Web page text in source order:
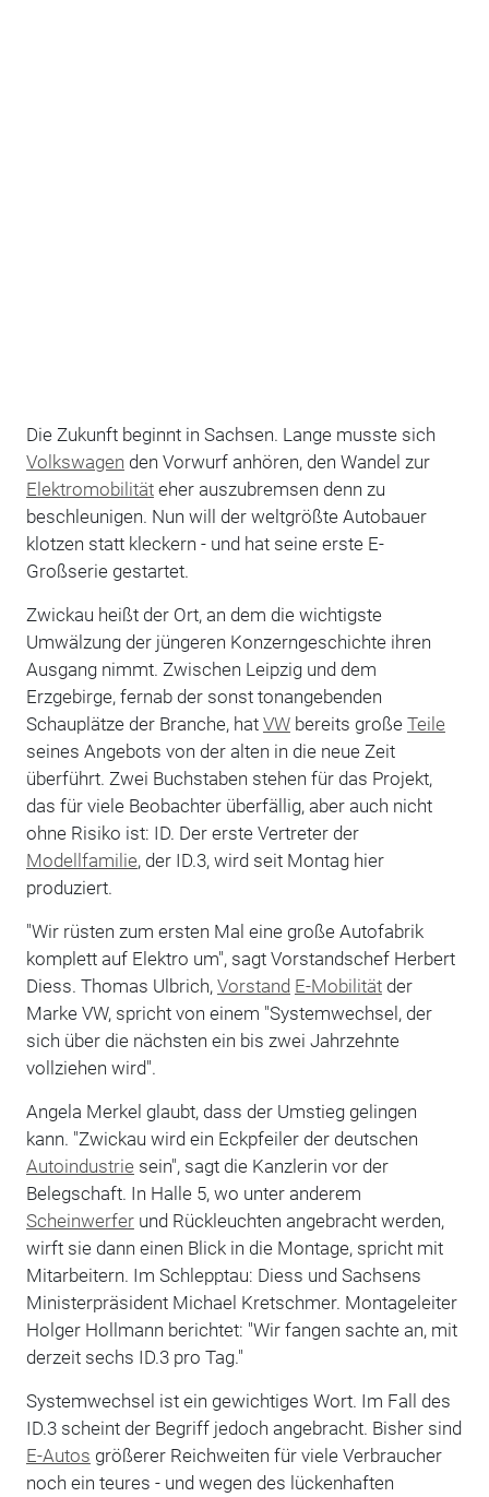
Die Zukunft beginnt in Sachsen. Lange musste sich
Volkswagen den Vorwurf anhören, den Wandel zur
Elektromobilitäteher auszubremsen denn zu
beschleunigen. Nun will der weltgrößte Autobauer
klotzen statt kleckern - und hat seine erste E-
Großserie gestartet.
Zwickau heißt der Ort, an dem die wichtigste
Umwälzung der jüngeren Konzerngeschichte ihren
Ausgang nimmt. Zwischen Leipzig und dem
Erzgebirge, fernab der sonst tonangebenden
Schauplätze der Branche, hat VWbereits große Teile
seines Angebots von der alten in die neue Zeit
überführt. Zwei Buchstaben stehen für das Projekt,
das für viele Beobachter überfällig, aber auch nicht
ohne Risiko ist: ID. Der erste Vertreter der
Modellfamilie, der ID.3, wird seit Montag hier
produziert.
"Wir rüsten zum ersten Mal eine große Autofabrik
komplett auf Elektro um", sagt Vorstandschef Herbert
Diess. Thomas Ulbrich, Vorstand E-Mobilitätder
Marke VW, spricht von einem "Systemwechsel, der
sich über die nächsten ein bis zwei Jahrzehnte
vollziehen wird".
Angela Merkel glaubt, dass der Umstieg gelingen
kann. "Zwickau wird ein Eckpfeiler der deutschen
Autoindustrie sein", sagt die Kanzlerin vor der
Belegschaft. In Halle 5, wo unter anderem
Scheinwerferund Rückleuchten angebracht werden,
wirft sie dann einen Blick in die Montage, spricht mit
Mitarbeitern. Im Schlepptau: Diess und Sachsens
Ministerpräsident Michael Kretschmer. Montageleiter
Holger Hollmann berichtet: "Wir fangen sachte an, mit
derzeit sechs ID.3 pro Tag."
Systemwechsel ist ein gewichtiges Wort. Im Fall des
ID.3 scheint der Begriff jedoch angebracht. Bisher sind
E-Autos größerer Reichweiten für viele Verbraucher
noch ein teures - und wegen des lückenhaften